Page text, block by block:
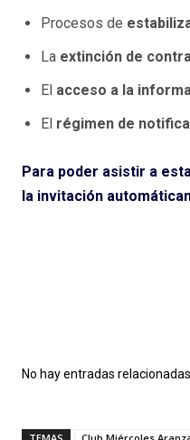
Procesos de
La extinción de
El acceso a la
El régimen de
Para poder asistir a
la invitación
No hay entradas relacionadas